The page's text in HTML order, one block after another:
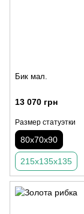
Бик мал.
13 070 грн
Размер статуэтки
80х70х90
215х135х135